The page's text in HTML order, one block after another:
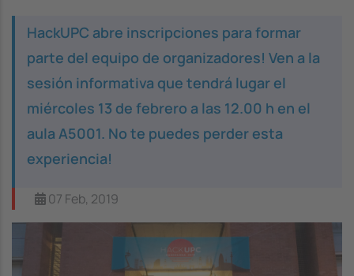
HackUPC abre inscripciones para formar
parte del equipo de organizadores! Ven a la
sesión informativa que tendrá lugar el
miércoles 13 de febrero a las 12.00 h en el
aula A5001. No te puedes perder esta
experiencia!
07 Feb, 2019